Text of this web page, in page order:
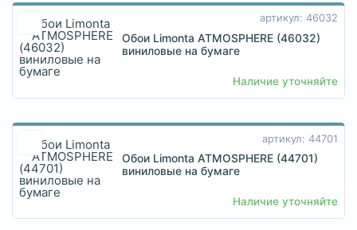
артикул: 46032
Обои Limonta ATMOSPHERE (46032)
виниловые на бумаге
Наличие уточняйте
артикул: 44701
Обои Limonta ATMOSPHERE (44701)
виниловые на бумаге
Наличие уточняйте